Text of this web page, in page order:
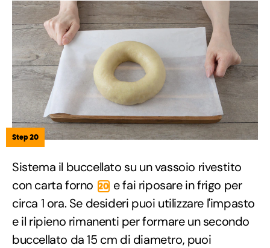
Step 20
Sistema il buccellato su un vassoio rivestito
con carta forno 20 e fai riposare in frigo per
circa 1 ora. Se desideri puoi utilizzare l'impasto
e il ripieno rimanenti per formare un secondo
buccellato da 15 cm di diametro, puoi